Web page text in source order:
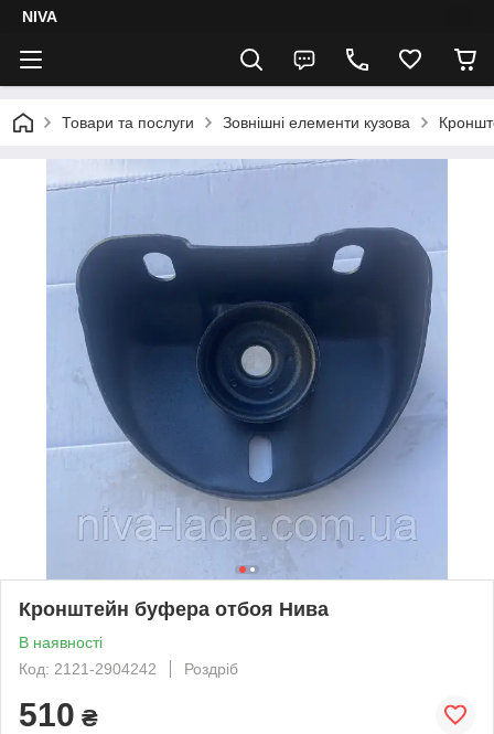
NIVA
Товари та послуги Зовнішні елементи кузова
Кронштейн буфера отбоя Нива
В наявності
Код: 2121-2904242
Роздріб
510 ₴